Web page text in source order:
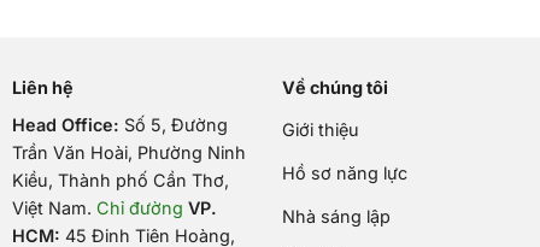
Liên hệ
Head Office: Số 5, Đường
Trần Văn Hoài, Phường Ninh
Kiều, Thành phố Cần Thơ,
Việt Nam. Chỉ đường VP.
HCM: 45 Đinh Tiên Hoàng,
Về chúng tôi
Giới thiệu
Hồ sơ năng lực
Nhà sáng lập